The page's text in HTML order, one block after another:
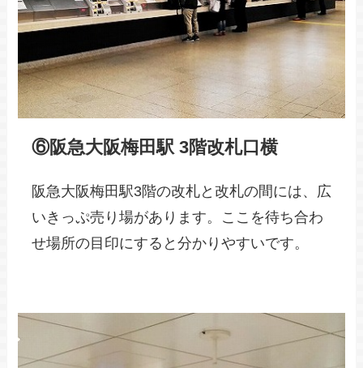
⑥阪急大阪梅田駅 3階改札口横
阪急大阪梅田駅3階の改札と改札の間には、広
いきっぷ売り場があります。ここを待ち合わ
せ場所の目印にすると分かりやすいです。